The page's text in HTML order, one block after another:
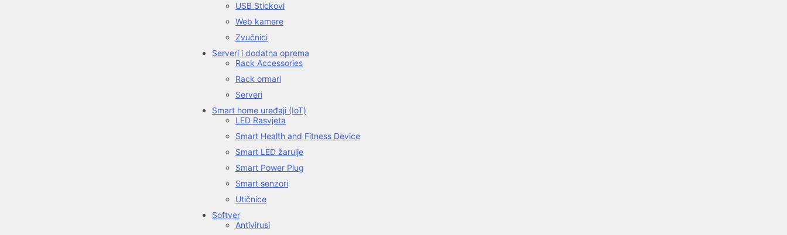
USB Stickovi
Web kamere
Zvučnici
Serveri i dodatna oprema
Rack Accessories
Rack ormari
Serveri
Smart home uređaji (IoT)
LED Rasvjeta
Smart Health and Fitness Device
Smart LED žarulje
Smart Power Plug
Smart senzori
Utičnice
Softver
Antivirusi